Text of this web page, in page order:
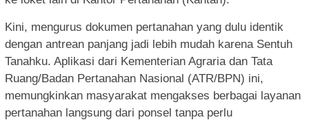
Kini, mengurus dokumen pertanahan yang dulu identik
dengan antrean panjang jadi lebih mudah karena Sentuh
Tanahku. Aplikasi dari Kementerian Agraria dan Tata
Ruang/Badan Pertanahan Nasional (ATR/BPN) ini,
memungkinkan masyarakat mengakses berbagai layanan
pertanahan langsung dari ponsel tanpa perlu